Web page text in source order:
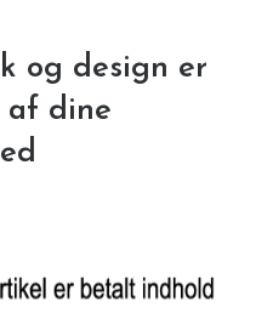
og design er
af dine